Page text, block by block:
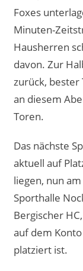
Foxes
Minuten-
Hausherren
davon. Zur
zurück, bester
an diesem
Toren.
Das nächste
aktuell auf
liegen, nun
Sporthalle
Bergischer
auf dem
platziert ist.